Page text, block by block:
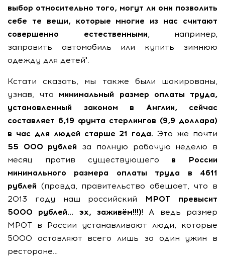
выбор относительно того, могут ли они позволить
себе те вещи, которые многие из нас считают
совершенно естественными, например,
заправить автомобиль или купить зимнюю
одежду для детей".
Кстати сказать, мы также были шокированы,
узнав, что минимальный размер оплаты труда,
установленный законом в Англии, сейчас
составляет 6,19 фунта стерлингов (9,9 доллара)
в час для людей старше 21 года. Это же почти
55 000 рублей за полную рабочую неделю в
месяц против существующего в России
минимального размера оплаты труда в 4611
рублей (правда, правительство обещает, что в
2013 году наш российский МРОТ превысит
5000 рублей… эх, заживём!!!)! А ведь размер
МРОТ в России устанавливают люди, которые
5000 оставляют всего лишь за один ужин в
ресторане…